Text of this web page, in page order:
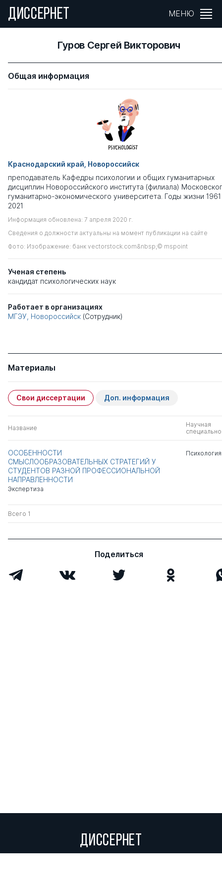
ДИССЕРНЕТ МЕНЮ
Гуров Сергей Викторович
Общая информация
Краснодарский край, Новороссийск
преподаватель Кафедры психологии и общих гуманитарных
дисциплин Новороссийского института (филиала)
гуманитарно-экономического университета. Годы жизни 1961
2021
Информация обновлена: 7 апреля 2020 г.
Сведения о должности актуальны на момент публикации на сайте
Фото: Изображение: банк vectorstock.com&nbsp;© mspoint
Ученая степень
кандидат психологических наук
Работает в организациях
МГЭУ, Новороссийск (Сотрудник)
Материалы
Свои диссертации Доп. информация
Название
Научная
ОСОБЕННОСТИ
СМЫСЛООБРАЗОВАТЕЛЬНЫХ СТРАТЕГИЙ У
СТУДЕНТОВ РАЗНОЙ ПРОФЕССИОНАЛЬНОЙ
НАПРАВЛЕННОСТИ
Экспертиза
Психология
Всего 1
Поделиться
ДИССЕРНЕТ